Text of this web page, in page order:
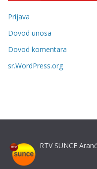
o
r
i
e
Prijava
Dovod unosa
Dovod komentara
sr.WordPress.org
RTV SUNCE